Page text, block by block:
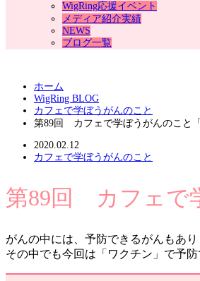
WigRing応援イベント
メディア紹介実績
NEWS
ブログ一覧
ホーム
WigRing BLOG
カフェで学ぼうがんのこと
第89回 カフェで学ぼうがんのこと
2020.02.12
カフェで学ぼうがんのこと
第89回 カフェで
がんの中には、予防できるがんもあり
その中でも今回は「ワクチン」で予